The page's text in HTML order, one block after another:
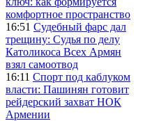
комфортное пространство
16:51 Судебный фарс дал
трещину: Судья по делу
Католикоса Всех Армян
взял самоотвод
16:11 Спорт под каблуком
власти: Пашинян готовит
рейдерский захват НОК
Армении